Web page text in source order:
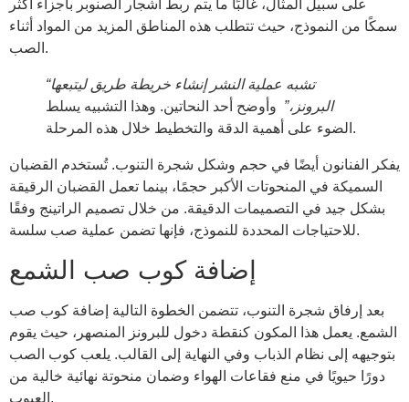
على سبيل المثال، غالبًا ما يتم ربط أشجار الصنوبر بأجزاء أكثر
سمكًا من النموذج، حيث تتطلب هذه المناطق المزيد من المواد أثناء
الصب.
“تشبه عملية النشر إنشاء خريطة طريق ليتبعها
البرونز،” وأوضح أحد النحاتين. وهذا التشبيه يسلط
الضوء على أهمية الدقة والتخطيط خلال هذه المرحلة.
يفكر الفنانون أيضًا في حجم وشكل شجرة التنوب. تُستخدم القضبان
السميكة في المنحوتات الأكبر حجمًا، بينما تعمل القضبان الرقيقة
بشكل جيد في التصميمات الدقيقة. من خلال تصميم الراتينج وفقًا
للاحتياجات المحددة للنموذج، فإنها تضمن عملية صب سلسة.
إضافة كوب صب الشمع
بعد إرفاق شجرة التنوب، تتضمن الخطوة التالية إضافة كوب صب
الشمع. يعمل هذا المكون كنقطة دخول للبرونز المنصهر، حيث يقوم
بتوجيهه إلى نظام الذباب وفي النهاية إلى القالب. يلعب كوب الصب
دورًا حيويًا في منع فقاعات الهواء وضمان منحوتة نهائية خالية من
العيوب.